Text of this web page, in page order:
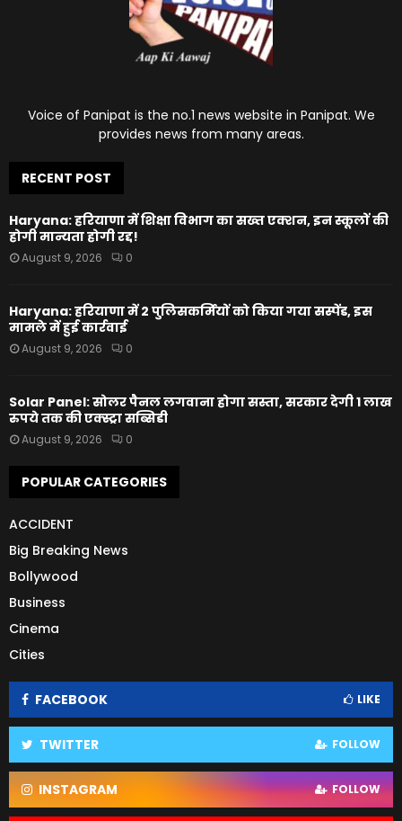
Voice of Panipat is the no.1 news website in Panipat. We
provides news from many areas.
RECENT POST
Haryana: हरियाणा में शिक्षा विभाग का सख्त एक्शन, इन स्कूलों की
होगी मान्यता होगी रद्द!
August 9, 2026 0
Haryana: हरियाणा में 2 पुलिसकर्मियों को किया गया सस्पेंड, इस
मामले में हुई कार्रवाई
August 9, 2026 0
Solar Panel: सोलर पैनल लगवाना होगा सस्ता, सरकार देगी 1 लाख
रुपये तक की एक्स्ट्रा सब्सिडी
August 9, 2026 0
POPULAR CATEGORIES
ACCIDENT
Big Breaking News
Bollywood
Business
Cinema
Cities
FACEBOOK LIKE
TWITTER FOLLOW
INSTAGRAM FOLLOW